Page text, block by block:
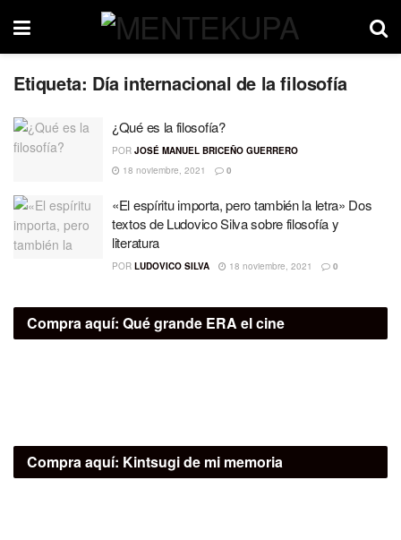
Etiqueta: Día internacional de la filosofía
¿Qué es la filosofía?
POR JOSÉ MANUEL BRICEÑO GUERRERO
18 noviembre, 2021
0
«El espíritu importa, pero también la letra» Dos
textos de Ludovico Silva sobre filosofía y
literatura
POR LUDOVICO SILVA 18 noviembre, 2021 0
Compra aquí: Qué grande ERA el cine
Compra aquí: Kintsugi de mi memoria